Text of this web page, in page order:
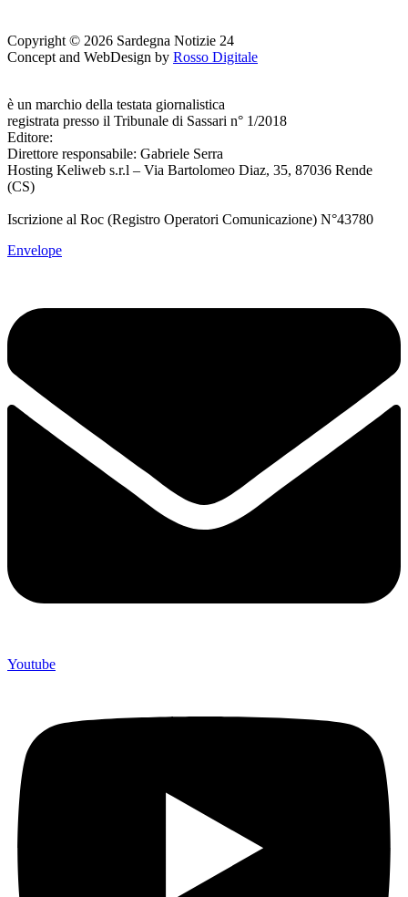
Copyright © 2026 Sardegna Notizie 24
Concept and WebDesign by Rosso Digitale
è un marchio della testata giornalistica
registrata presso il Tribunale di Sassari n° 1/2018
Editore:
Direttore responsabile: Gabriele Serra
Hosting Keliweb s.r.l – Via Bartolomeo Diaz, 35, 87036 Rende
(CS)
Iscrizione al Roc (Registro Operatori Comunicazione) N°43780
Envelope
Youtube